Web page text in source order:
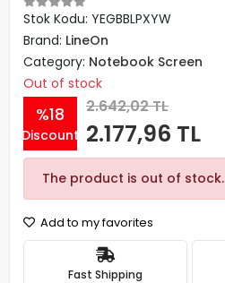
Stok Kodu: YEGBBLPXYW
Brand: LineOn
Category: Notebook Screen
Out of stock
%18
Discount
2.642,02 TL
2.177,96 TL
The product is out of stock.
Add to my favorites
Fast Shipping